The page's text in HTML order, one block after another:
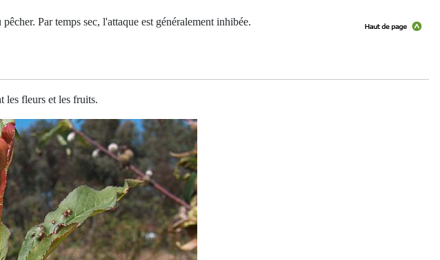
Par temps sec, l'attaque est généralement inhibée.
les fleurs et les fruits.